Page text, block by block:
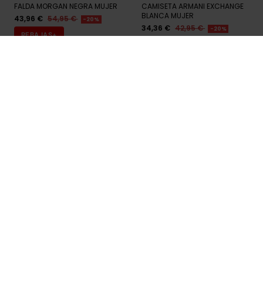
FALDA MORGAN NEGRA MUJER
43,96 € 54,95 € -20%
REBAJAS+
CAMISETA ARMANI EXCHANGE
BLANCA MUJER
34,36 € 42,95 € -20%